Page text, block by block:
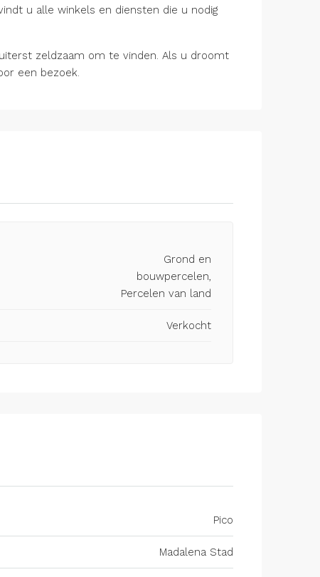
u alle winkels en diensten die u nodig
zeldzaam om te vinden. Als u droomt
een bezoek.
Grond en
bouwpercelen,
Percelen van land
Verkocht
Pico
Madalena Stad